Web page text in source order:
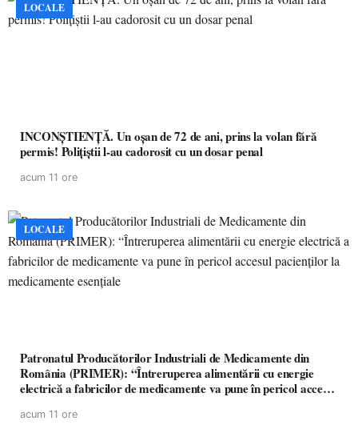
LOCALE
INCONȘTIENȚĂ. Un oșan de 72 de ani, prins la volan fără
permis! Polițiștii l-au cadorosit cu un dosar penal
acum 11 ore
LOCALE
Patronatul Producătorilor Industriali de Medicamente din
România (PRIMER): “Întreruperea alimentării cu energie
electrică a fabricilor de medicamente va pune în pericol accesul
acum 11 ore